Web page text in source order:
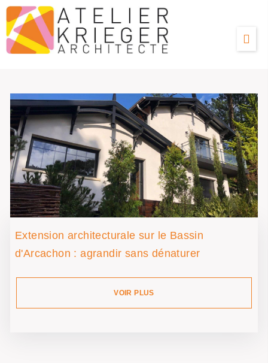
Extension architecturale sur le Bassin
d'Arcachon : agrandir sans dénaturer
VOIR PLUS